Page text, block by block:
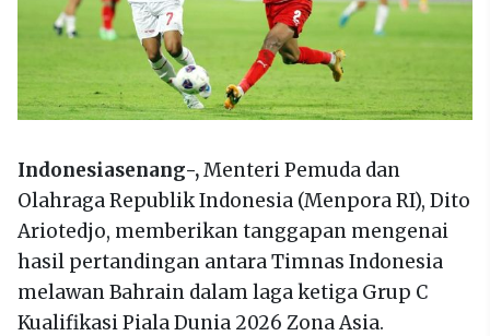
Indonesiasenang-,Menteri Pemuda dan
Olahraga Republik Indonesia (Menpora RI), Dito
Ariotedjo, memberikan tanggapan mengenai
hasil pertandingan antara Timnas Indonesia
melawan Bahrain dalam laga ketiga Grup C
Kualifikasi Piala Dunia 2026 Zona Asia.